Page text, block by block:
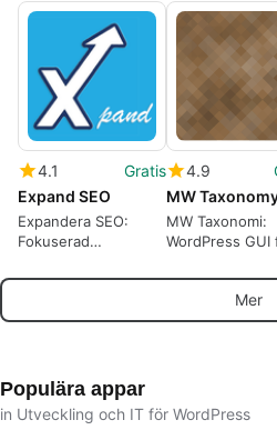
4.1
Gratis
Expand SEO
Expandera SEO:
Fokuserad
plugin för kontroll av
4.9
MW
MW Taxonomi:
WordPress GUI
hantera
Mer
Populära appar
in Utveckling och IT för WordPress